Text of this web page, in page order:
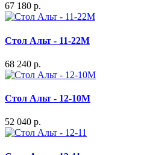
67 180 р.
Стол Альт - 11-22М
68 240 р.
Стол Альт - 12-10М
52 040 р.